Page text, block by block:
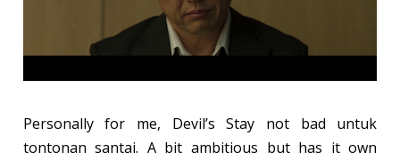
Personally for me, Devil’s Stay not bad untuk
tontonan santai. A bit ambitious but has it own